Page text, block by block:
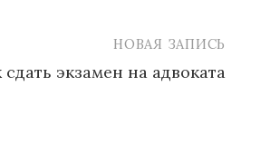
НОВАЯ ЗАПИСЬ
сдать экзамен на адвоката